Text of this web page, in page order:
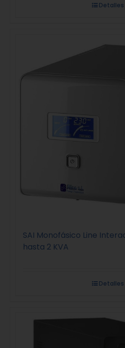
Detalles
SAI Monofásico Line
hasta 2 KVA
Detalles